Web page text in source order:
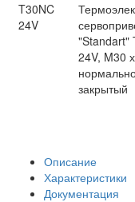
T30NC
24V
"Standart"
24V, M30
закрытый
Описание
Характеристики
Документация